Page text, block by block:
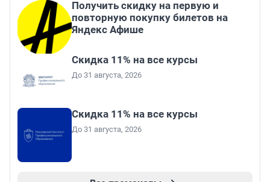
Получить скидку на первую и
повторную покупку билетов на
Яндекс Афише
Скидка 11% на все курсы
До 31 августа, 2026
Скидка 11% на все курсы
До 31 августа, 2026